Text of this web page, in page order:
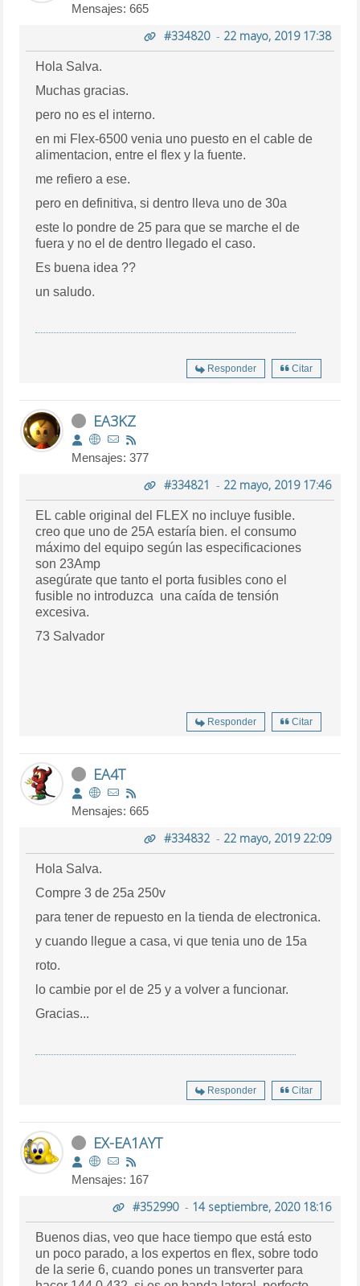
Mensajes: 665
#334820- 22 mayo, 2019 17:38
Hola Salva.
Muchas gracias.
pero no es el interno.
en mi Flex-6500 venia uno puesto en el cable de
alimentacion, entre el flex y la fuente.
me refiero a ese.
pero en definitiva, si dentro lleva uno de 30a
este lo pondre de 25 para que se marche el de
fuera y no el de dentro llegado el caso.
Es buena idea ??
un saludo.
Responder Citar
EA3KZ
Mensajes: 377
#334821 - 22 mayo, 2019 17:46
EL cable original del FLEX no incluye fusible.
creo que uno de 25A estaría bien. el consumo
máximo del equipo según las especificaciones
son 23Amp
asegúrate que tanto el porta fusibles cono el
fusible no introduzca una caída de tensión
excesiva.
73 Salvador
Responder Citar
EA4T
Mensajes: 665
#334832- 22 mayo, 2019 22:09
Hola Salva.
Compre 3 de 25a 250v
para tener de repuesto en la tienda de electronica.
y cuando llegue a casa, vi que tenia uno de 15a
roto.
lo cambie por el de 25 y a volver a funcionar.
Gracias...
Responder Citar
EX-EA1AYT
Mensajes: 167
#352990- 14 septiembre, 2020 18:16
Buenos dias, veo que hace tiempo que está esto
un poco parado, a los expertos en flex, sobre todo
de la serie 6, cuando pones un transverter para